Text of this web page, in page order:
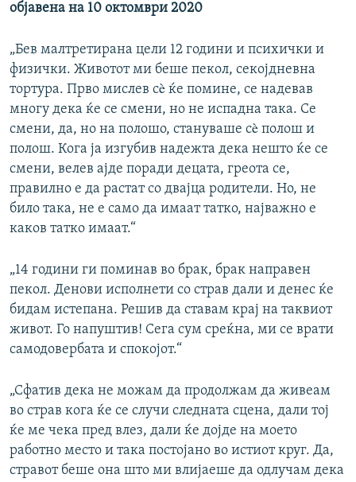
објавена на 10 октомври 2020
„Бев малтретирана цели 12 години и психички и
физички. Животот ми беше пекол, секојдневна
тортура. Прво мислев сè ќе помине, се надевав
многу дека ќе се смени, но не испадна така. Се
смени, да, но на полошо, стануваше сè полош и
полош. Кога ја изгубив надежта дека нешто ќе се
смени, велев ајде поради децата, греота се,
правилно е да растат со двајца родители. Но, не
било така, не е само да имаат татко, најважно е
каков татко имаат.“
„14 години ги поминав во брак, брак направен
пекол. Денови исполнети со страв дали и денес ќе
бидам истепана. Решив да ставам крај на таквиот
живот. Го напуштив! Сега сум среќна, ми се врати
самодовербата и спокојот.“
„Сфатив дека не можам да продолжам да живеам
во страв кога ќе се случи следната сцена, дали тој
ќе ме чека пред влез, дали ќе дојде на моето
работно место и така постојано во истиот круг. Да,
стравот беше она што ми влијаеше да одлучам дека